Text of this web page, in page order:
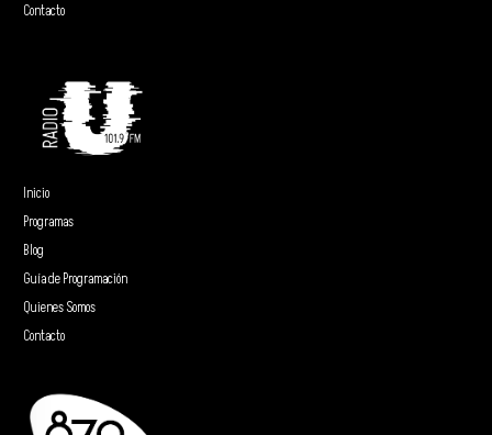
Contacto
Inicio
Programas
Blog
Guía de Programación
Quienes Somos
Contacto